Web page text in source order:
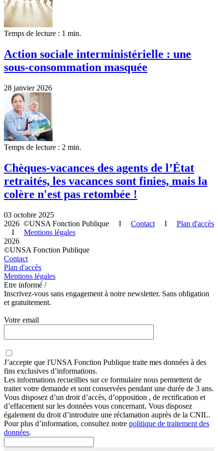
Temps de lecture : 1 min.
Action sociale interministérielle : une
sous-consommation masquée
28 janvier 2026
Temps de lecture : 2 min.
Chèques-vacances des agents de l’État
retraités, les vacances sont finies, mais la
colère n'est pas retombée !
03 octobre 2025
2026 ©UNSA Fonction Publique I Contact I Plan d'accès
I Mentions légales
2026
©UNSA Fonction Publique
Contact
Plan d'accès
Mentions légales
Etre informé /
Inscrivez-vous sans engagement à notre newsletter. Sans obligation
et gratuitement.
Votre email
J’accepte que l'UNSA Fonction Publique traite mes données à des
fins exclusives d’informations.
Les informations recueillies sur ce formulaire nous permettent de
traiter votre demande et sont conservées pendant une durée de 3 ans.
Vous disposez d’un droit d’accès, d’opposition , de rectification et
d’effacement sur les données vous concernant. Vous disposez
également du droit d’introduire une réclamation auprès de la CNIL.
Pour plus d’information, consultez notre politique de traitement des
données.